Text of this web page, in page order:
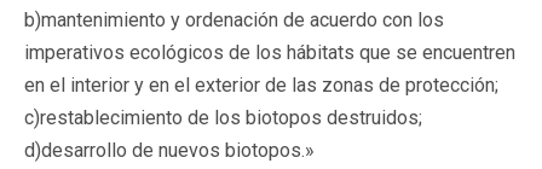
b)mantenimiento y ordenación de acuerdo con los
imperativos ecológicos de los hábitats que se encuentren
en el interior y en el exterior de las zonas de protección;
c)restablecimiento de los biotopos destruidos;
d)desarrollo de nuevos biotopos.»